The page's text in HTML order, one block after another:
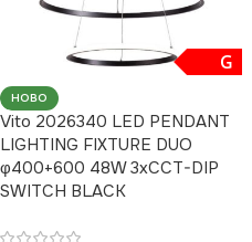
G
НОВО
Vito 2026340 LED PENDANT
LIGHTING FIXTURE DUO
φ400+600 48W 3xCCT-DIP
SWITCH BLACK